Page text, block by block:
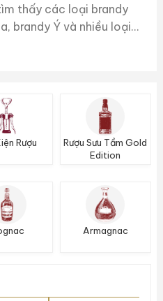
thấy các loại brandy
brandy Ý và nhiều loại...
Rượu
Rượu Sưu Tầm Gold
Edition
Armagnac